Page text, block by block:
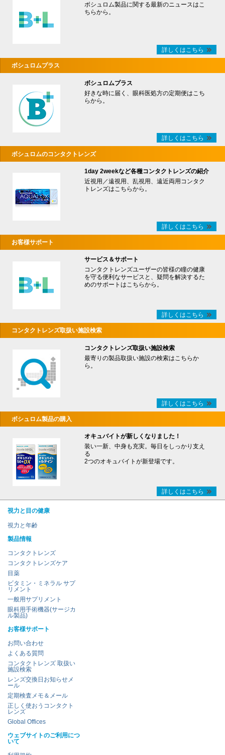
ボシュロム製品に関する最新のニュースはこ
ちらから。
詳しくはこちら
ボシュロムプラス
ボシュロムプラス
好きな時に届く、眼科医処方の定期便はこち
らから。
詳しくはこちら
ボシュロムのコンタクトレンズ
1day 2weekなど各種コンタクトレンズの紹介
近視用／遠視用、乱視用、遠近両用コンタク
トレンズはこちらから。
詳しくはこちら
お客様サポート
サービス＆サポート
コンタクトレンズユーザーの皆様の瞳の健康
を守る便利なサービスと、疑問を解決するた
めのサポートはこちらから。
詳しくはこちら
コンタクトレンズ取扱い施設検索
コンタクトレンズ取扱い施設検索
最寄りの製品取扱い施設の検索はこちらか
ら。
詳しくはこちら
ボシュロム製品の購入
オキュバイトが新しくなりました！
装い一新、中身も充実。毎日をしっかり支え
る
2つのオキュバイトが新登場です。
詳しくはこちら
視力と目の健康
視力と年齢
製品情報
コンタクトレンズ
コンタクトレンズケア
目薬
ビタミン・ミネラル サプ
リメント
一般用サプリメント
眼科用手術機器(サージカ
ル製品)
お客様サポート
お問い合わせ
よくある質問
コンタクトレンズ 取扱い
施設検索
レンズ交換日お知らせメ
ール
定期検査メモ＆メール
正しく使おうコンタクト
レンズ
Global Offices
ウェブサイトのご利用につ
いて